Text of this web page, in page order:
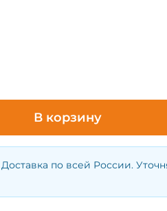
В корзину
Доставка по всей России.